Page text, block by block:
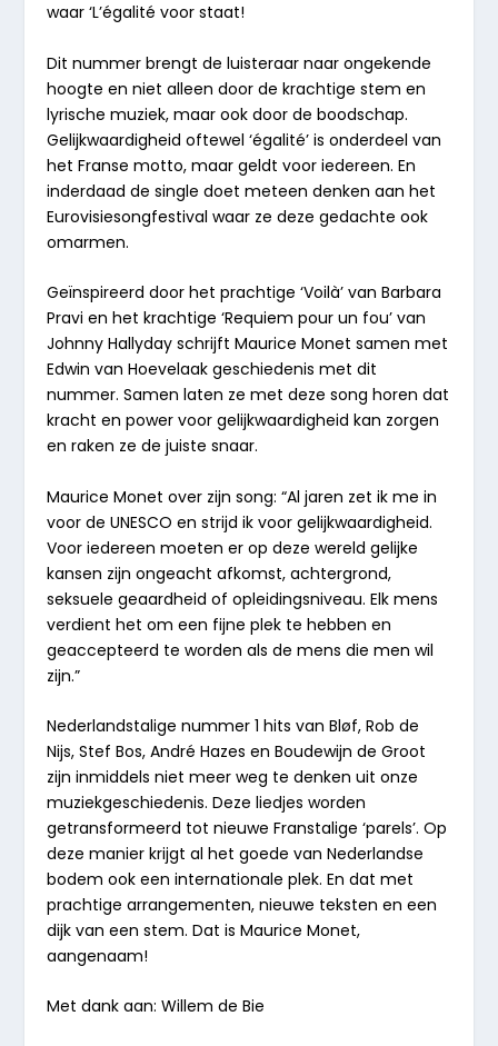
waar ‘L’égalité voor staat!
Dit nummer brengt de luisteraar naar ongekende
hoogte en niet alleen door de krachtige stem en
lyrische muziek, maar ook door de boodschap.
Gelijkwaardigheid oftewel ‘égalité’ is onderdeel van
het Franse motto, maar geldt voor iedereen. En
inderdaad de single doet meteen denken aan het
Eurovisiesongfestival waar ze deze gedachte ook
omarmen.
Geïnspireerd door het prachtige ‘Voilà’ van Barbara
Pravi en het krachtige ‘Requiem pour un fou’ van
Johnny Hallyday schrijft Maurice Monet samen met
Edwin van Hoevelaak geschiedenis met dit
nummer. Samen laten ze met deze song horen dat
kracht en power voor gelijkwaardigheid kan zorgen
en raken ze de juiste snaar.
Maurice Monet over zijn song:“Al jaren zet ik me in
voor de UNESCO en strijd ik voor gelijkwaardigheid.
Voor iedereen moeten er op deze wereld gelijke
kansen zijn ongeacht afkomst, achtergrond,
seksuele geaardheid of opleidingsniveau. Elk mens
verdient het om een fijne plek te hebben en
geaccepteerd te worden als de mens die men wil
zijn.”
Nederlandstalige nummer 1 hits van Bløf, Rob de
Nijs, Stef Bos, André Hazes en Boudewijn de Groot
zijn inmiddels niet meer weg te denken uit onze
muziekgeschiedenis. Deze liedjes worden
getransformeerd tot nieuwe Franstalige ‘parels’. Op
deze manier krijgt al het goede van Nederlandse
bodem ook een internationale plek. En dat met
prachtige arrangementen, nieuwe teksten en een
dijk van een stem. Dat is Maurice Monet,
aangenaam!
Met dank aan: Willem de Bie